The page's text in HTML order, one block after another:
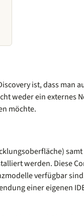
ist, dass
weder ein
möchte.
werden. Diese
verfügbar
einer eigenen